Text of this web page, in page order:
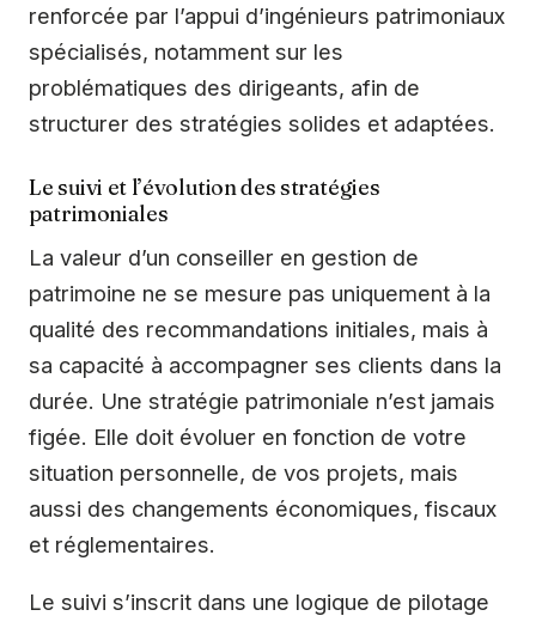
renforcée par l’appui d’ingénieurs patrimoniaux
spécialisés, notamment sur les
problématiques des dirigeants, afin de
structurer des stratégies solides et adaptées.
Le suivi et l’évolution des stratégies
patrimoniales
La valeur d’un conseiller en gestion de
patrimoine ne se mesure pas uniquement à la
qualité des recommandations initiales, mais à
sa capacité à accompagner ses clients dans la
durée. Une stratégie patrimoniale n’est jamais
figée. Elle doit évoluer en fonction de votre
situation personnelle, de vos projets, mais
aussi des changements économiques, fiscaux
et réglementaires.
Le suivi s’inscrit dans une logique de pilotage